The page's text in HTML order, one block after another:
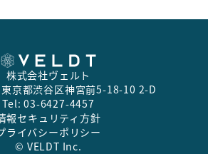
株式会社ヴェルト
京都渋谷区神宮前5-18-10 2-D
Tel: 03-6427-4457
報セキュリティ方針
ライバシーポリシー
© VELDT Inc.